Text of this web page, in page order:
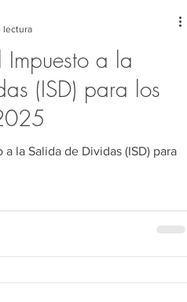
Impuesto a la
(ISD) para los
la Salida de Dividas (ISD) para
lectura